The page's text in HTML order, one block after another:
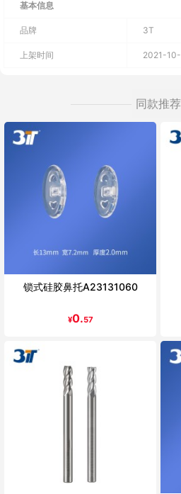
基本信息
品牌 3T
上架时间 2021-
同款推荐
锁式硅胶鼻托A23131060
¥0.57